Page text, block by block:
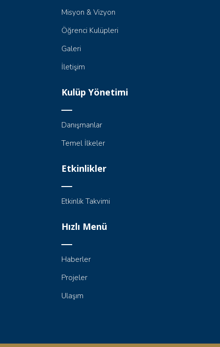
Misyon & Vizyon
Öğrenci Kulüpleri
Galeri
İletişim
Kulüp Yönetimi
Danışmanlar
Temel İlkeler
Etkinlikler
Etkinlik Takvimi
Hızlı Menü
Haberler
Projeler
Ulaşım